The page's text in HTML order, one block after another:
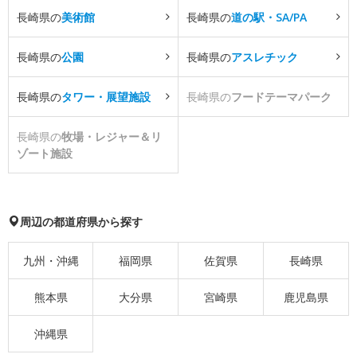
長崎県の美術館 長崎県の道の駅・SA/PA
長崎県の公園 長崎県のアスレチック
長崎県のタワー・展望施設 長崎県のフードテーマパーク
長崎県の牧場・レジャー＆リ
ゾート施設
周辺の都道府県から探す
九州・沖縄 福岡県 佐賀県 長崎県
熊本県 大分県 宮崎県 鹿児島県
沖縄県